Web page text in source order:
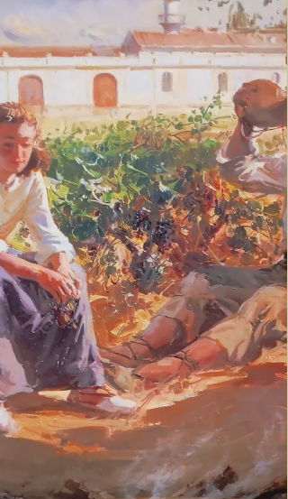
Nota: les mesures s'indiquen sense comptar el marc.
Sueca, 26/II/1848–Barcelona?, ? Pintor. Fill d’un
fuster, començà l’aprenentatge artístic als dotze
a la valenciana Acadèmia de Sant Carles, on es va
matricular en les assignatures d’Aritmètica i
Geometria per a dibuixants; estudis que seguiren
al curs 1864-65, quan la seua família ja s’havia
establert definitivament a València. En els seus
començaments com a pintor floral va imitar
Domingo. El 1874 se n